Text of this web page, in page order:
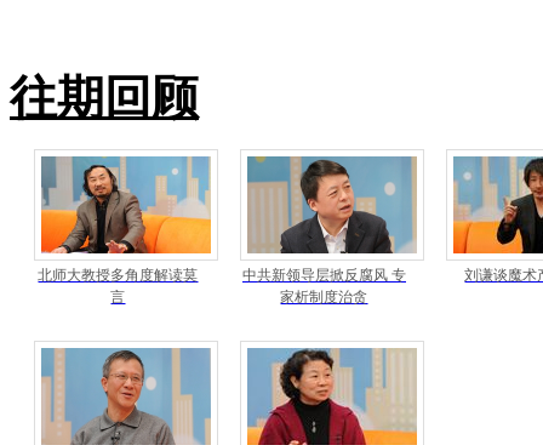
往期回顾
北师大教授多角度解读莫
言
中共新领导层掀反腐风 专
家析制度治贪
刘谦谈魔术